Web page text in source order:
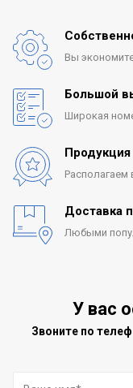
Вы
Большой
Широкая
Располагаем
Доставка
Любыми
У вас
Звоните по